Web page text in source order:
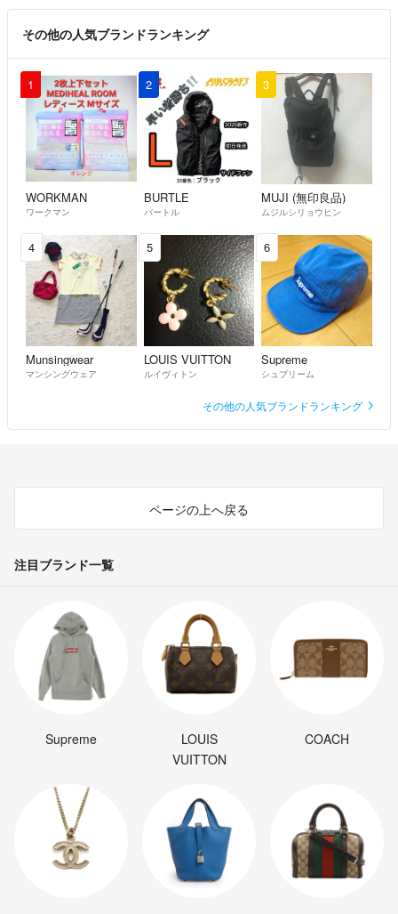
希望としては、4,800円でしたら
購入したいと思っております。
Takanori- 2年弱前
その他の人気ブランドランキング
1
WORKMAN
ワークマン
2
BURTLE
バートル
3
MUJI (無印良品)
ムジルシリョウヒン
4
Munsingwear
マンシングウェア
5
LOUIS VUITTON
ルイヴィトン
6
Supreme
シュプリーム
その他の人気ブランドランキング
ページの上へ戻る
注目ブランド一覧
Supreme
LOUIS
VUITTON
COACH